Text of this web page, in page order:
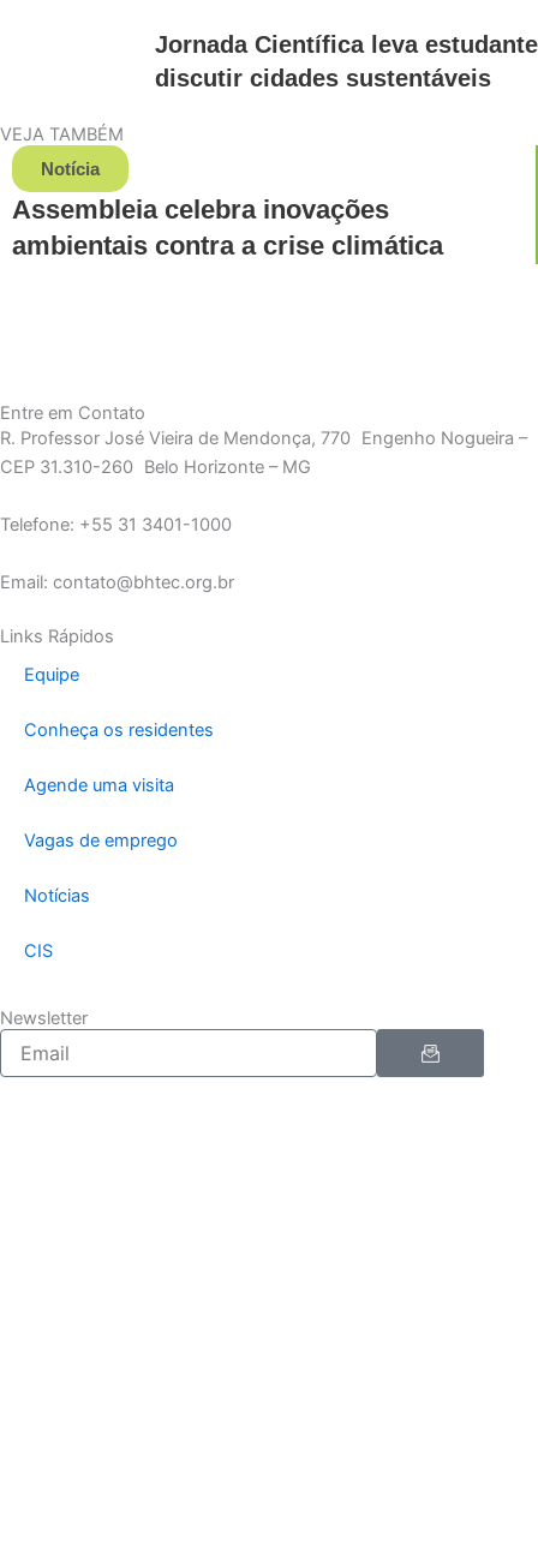
Jornada Científica leva
discutir cidades sustentáveis
VEJA TAMBÉM
Notícia
Assembleia celebra inovações
ambientais contra a crise climática
Entre em Contato
R. Professor José Vieira de Mendonça, 770 Engenho Nogueira –
CEP 31.310-260 Belo Horizonte – MG
Telefone: +55 31 3401-1000
Email: contato@bhtec.org.br
Links Rápidos
Equipe
Conheça os residentes
Agende uma visita
Vagas de emprego
Notícias
CIS
Newsletter
Enviar